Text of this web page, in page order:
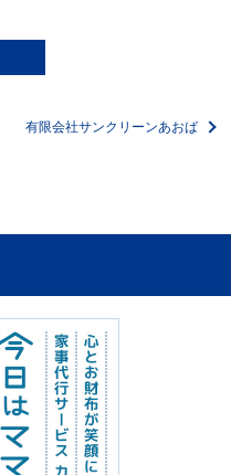
有限会社サンクリーンあおば